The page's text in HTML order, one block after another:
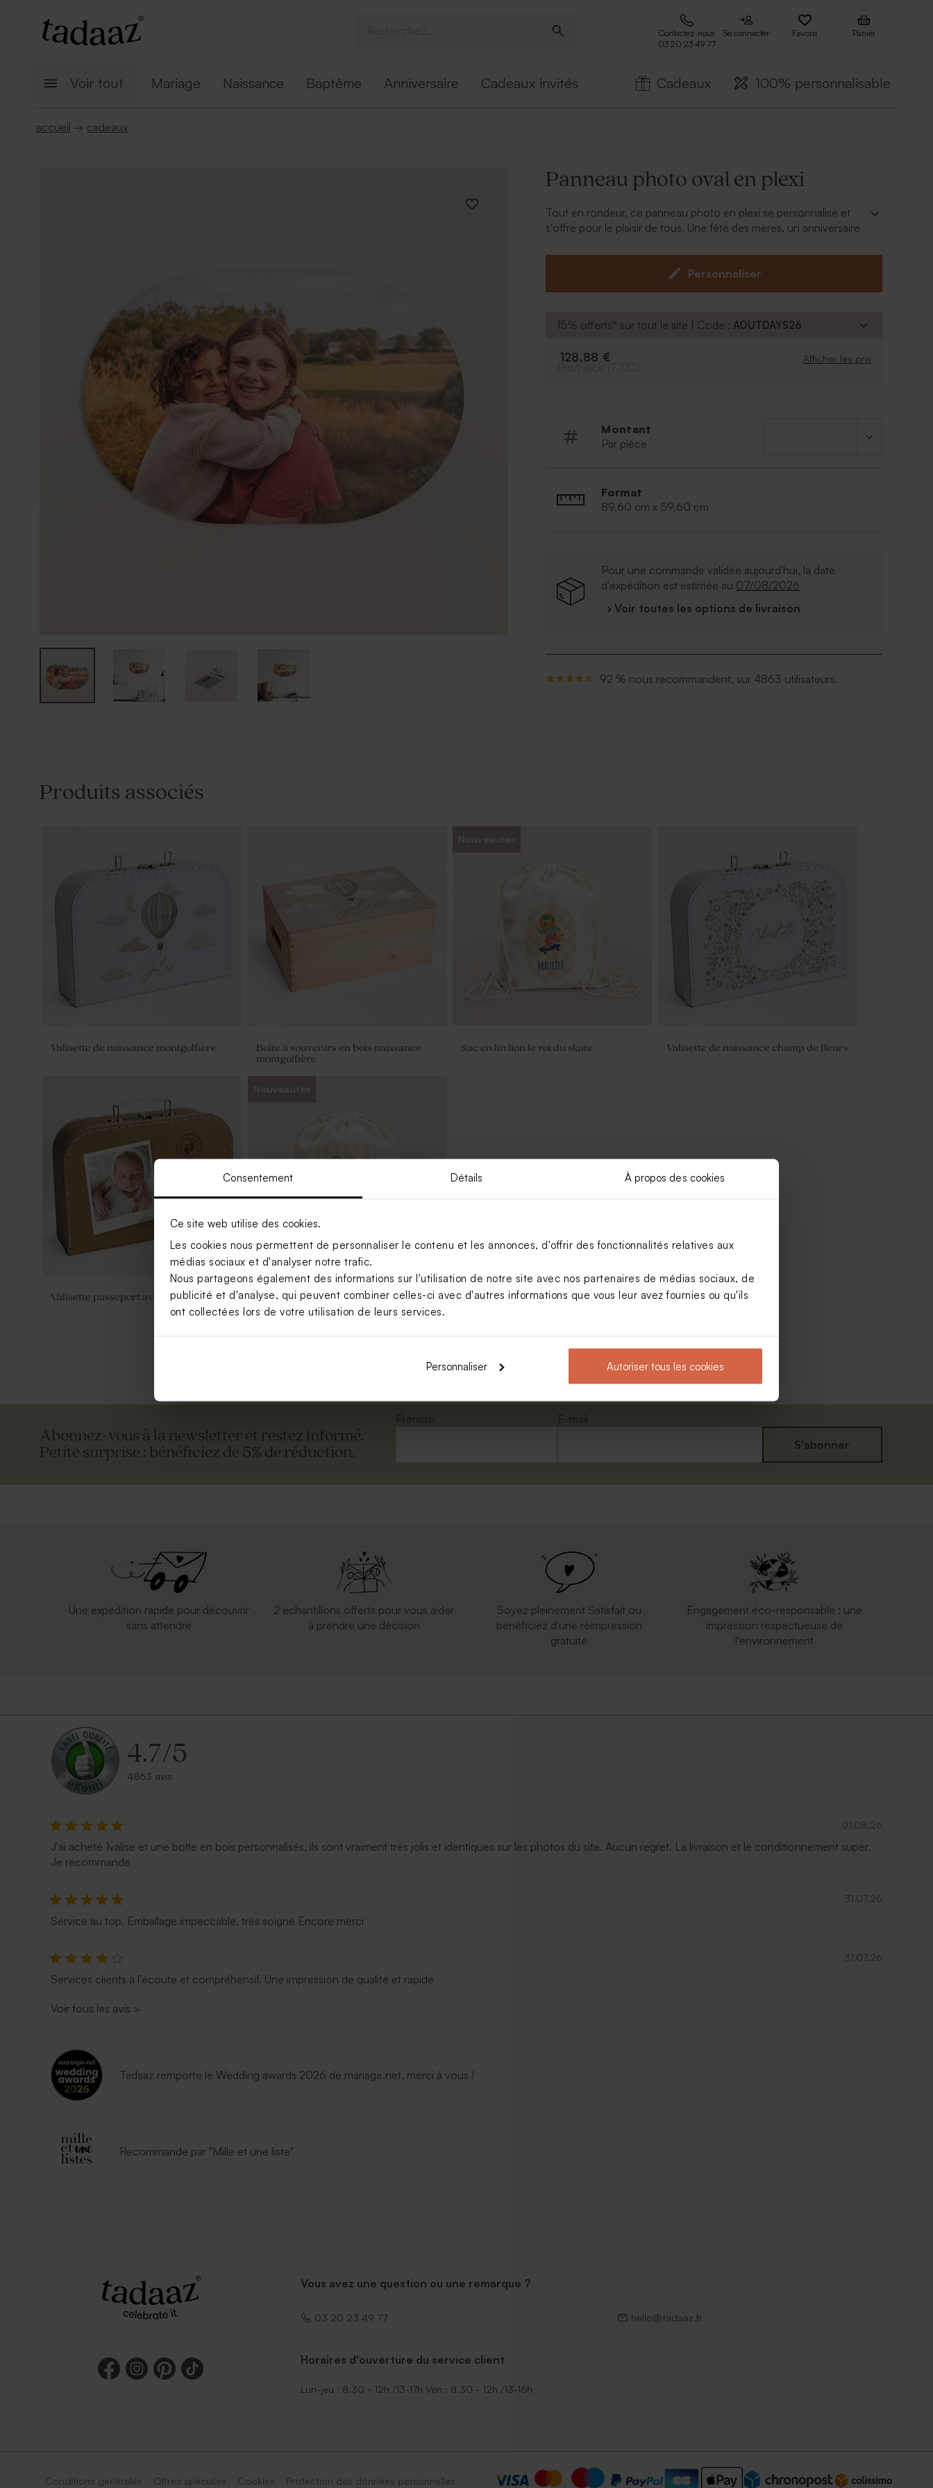
Consentement Détails À propos des cookies
Ce site web utilise des cookies.
Les cookies nous permettent de personnaliser le contenu et les annonces, d'offrir des fonctionnalités relatives aux
médias sociaux et d'analyser notre trafic.
Nous partageons également des informations sur l'utilisation de notre site avec nos partenaires de médias sociaux, de
publicité et d'analyse, qui peuvent combiner celles-ci avec d'autres informations que vous leur avez fournies ou qu'ils
ont collectées lors de votre utilisation de leurs services.
Personnaliser Autoriser tous les cookies
Contactez-nous
03 20 23 49 77
Se connecter Favoris Panier
Voir tout Mariage Naissance Baptême Anniversaire Cadeaux invités Cadeaux 100% personnalisable
accueil → cadeaux
Panneau photo oval en plexi
Tout en rondeur, ce panneau photo en plexi se personnalise et
s'offre pour le plaisir de tous. Une fête des mères, un anniversaire
* 1 attache autocollante est prévue pour faciliter la suspension.
* Format : 89.6 x 59.6 cm
Personnaliser
15% offerts* sur tout le site | Code :AOUTDAYS26
128,88 € Afficher les prix
Montant
Par pièce
Format
89,60 cm x 59,60 cm
Pour une commande validée aujourd'hui, la date
d'expédition est estimée au 07/08/2026
› Voir toutes les options de livraison
92 % nous recommandent, sur 4863 utilisateurs.
Produits associés
Valisette de naissance montgolfière
Boîte à souvenirs en bois naissance
montgolfière
Nouveautés
Sac en lin lion le roi du skate Valisette de naissance champ de fleurs
Valisette passeport avec photo
Nouveautés
Sac en lin cerises sur fond ligné
Valisette personnalisable Valisette dinosaure géométrique
Abonnez-vous à la newsletter et restez informé.
Petite surprise : bénéficiez de 5% de réduction.
Prénom
E-mail
S'abonner
Une expédition rapide pour découvrir
sans attendre
2 échantillons offerts pour vous aider
à prendre une décision
Soyez pleinement Satisfait ou
bénéficiez d'une réimpression
gratuite
Engagement éco-responsable : une
impression respectueuse de
l'environnement
4.7/5
4863 avis
01.08.26
J'ai acheté 1valise et une boîte en bois personnalisés, ils sont vraiment très jolis et identiques sur les photos du site. Aucun regret. La livraison et le conditionnement super.
Je recommande
31.07.26
Service au top. Emballage impeccable, très soigné Encore merci
31.07.26
Services clients à l’écoute et compréhensif. Une impression de qualité et rapide
Voir tous les avis >
Tadaaz remporte le Wedding awards 2026 de mariage.net, merci à vous !
Recommandé par "Mille et une liste"
Vous avez une question ou une remarque ?
03 20 23 49 77 hello@tadaaz.fr
Horaires d'ouverture du service client
Lun-jeu : 8.30 - 12h /13-17h Ven : 8.30 - 12h /13-16h
Conditions générales Offres spéciales Cookies Protection des données personnelles